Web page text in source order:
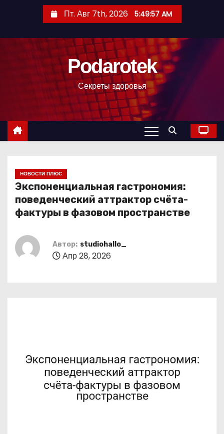
с
Пт. Авг 7th, 2026 5:49:58 AM
Podarotek
Секреты здоровья
НОВОСТИ ПЛЮС
Экспоненциальная гастрономия:
поведенческий аттрактор счёта-
фактуры в фазовом пространстве
Автор: studiohallo_
Апр 28, 2026